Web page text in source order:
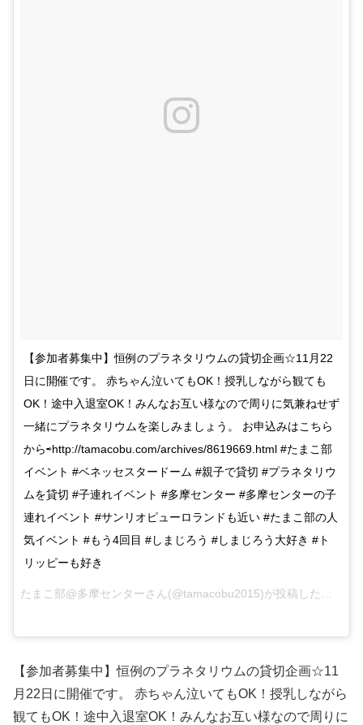
【参加者募集中】恒例のプラネタリウムの貸切企画☆11月22
日に開催です。 赤ちゃん泣いてもOK！授乳しながら観ても
OK！途中入退室OK！みんなお互い様なので周りに気兼ねせず
一緒にプラネタリウムを楽しみましょう。 お申込みはこちら
から⇨http://tamacobu.com/archives/8619669.html #たまこ部
イベント #ベネッセスタードーム #親子で貸切 #プラネタリウ
ムを貸切 #子連れイベント #多摩センター #多摩センターの子
連れイベント #サンリオピューロランドも近い #たまこ部の人
気イベント #もう4回目 #しまじろう #しまじろう大好き #ト
リッピーも好き
たまこ部@多摩センターさん(@tamacobu2015)が投稿した写真 –
【参加者募集中】恒例のプラネタリウムの貸切企画☆11
月22日に開催です。 赤ちゃん泣いてもOK！授乳しながら
観てもOK！途中入退室OK！みんなお互い様なので周りに